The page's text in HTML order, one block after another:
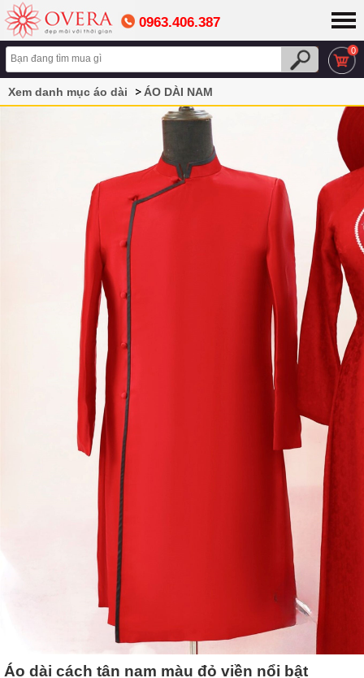
0963.406.387
0
Xem danh mục áo dài
ÁO DÀI NAM
Áo dài cách tân nam màu đỏ viền nổi bật
Áo dài cách tân nam màu đỏ viền nổi bật